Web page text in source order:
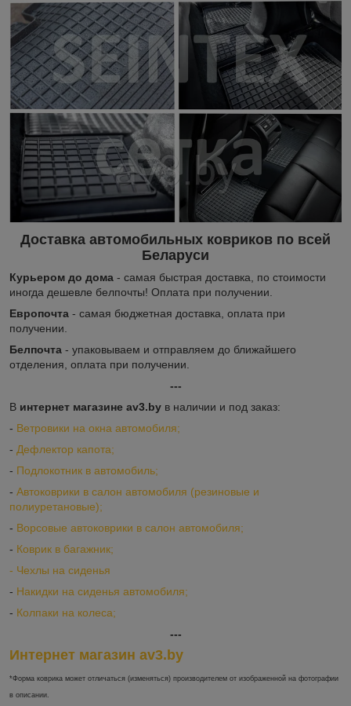
Доставка автомобильных ковриков по всей
Беларуси
Курьером до дома - самая быстрая доставка, по стоимости
иногда дешевле белпочты! Оплата при получении.
Европочта - самая бюджетная доставка, оплата при
получении.
Белпочта - упаковываем и отправляем до ближайшего
отделения, оплата при получении.
---
В интернет магазине av3.by в наличии и под заказ:
- Ветровики на окна автомобиля;
- Дефлектор капота;
- Подлокотник в автомобиль;
- Автоковрики в салон автомобиля (резиновые и
полиуретановые);
- Ворсовые автоковрики в салон автомобиля;
- Коврик в багажник;
- Чехлы на сиденья
- Накидки на сиденья автомобиля;
- Колпаки на колеса;
---
Интернет магазин av3.by
*Форма коврика может отличаться (изменяться) производителем от изображенной на фотографии
в описании.